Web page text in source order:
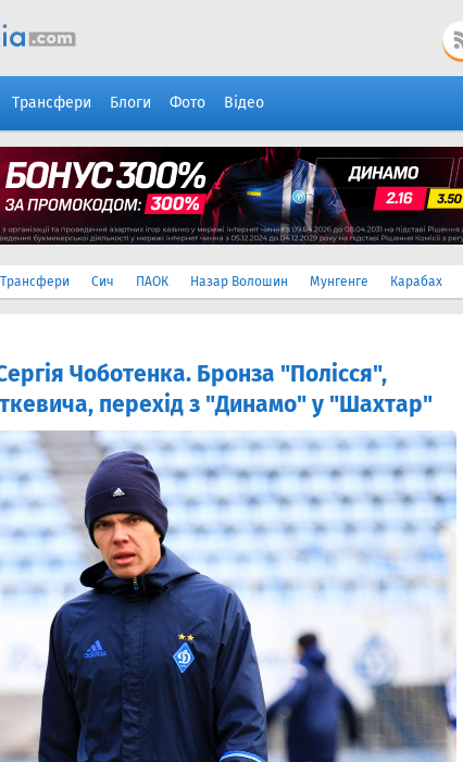
Трансфери Блоги Фото Відео
Трансфери Сич ПАОК Назар Волошин Мунгенге Карабах
Чоботенка. Бронза "Полісся",
перехід з "Динамо" у "Шахтар"